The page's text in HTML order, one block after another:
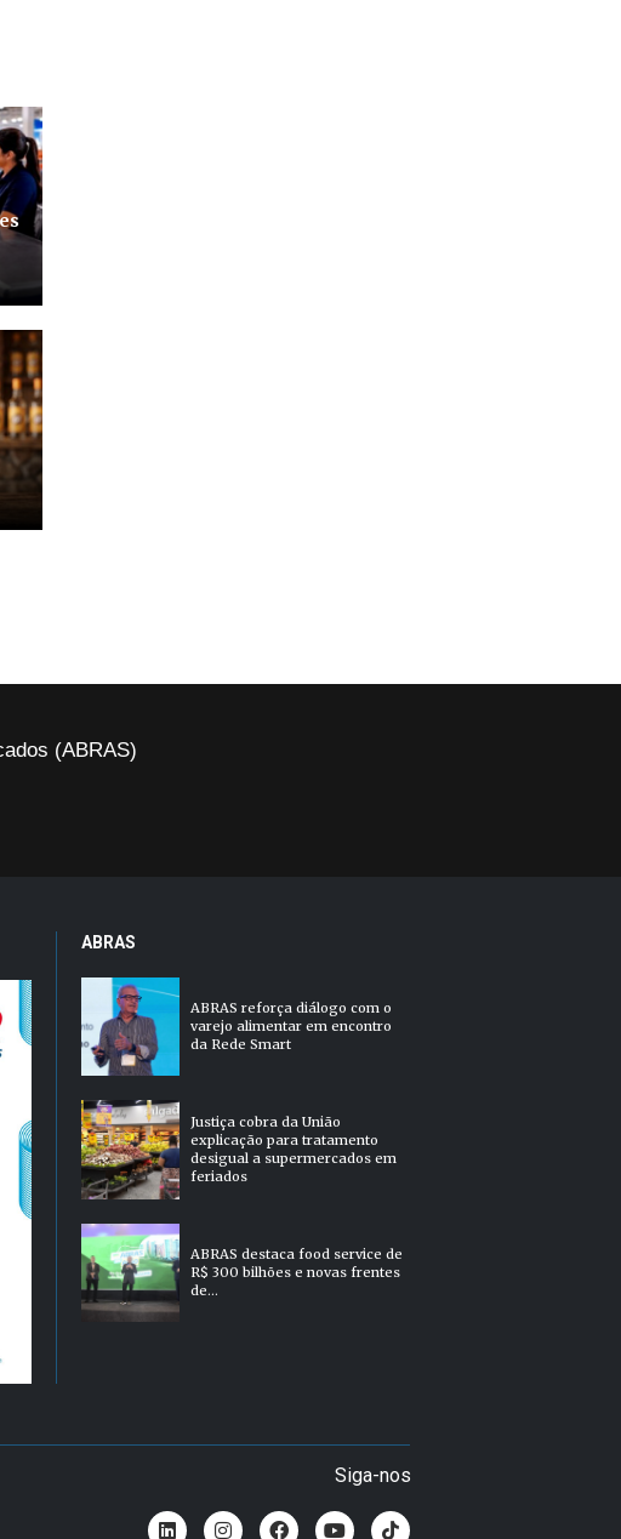
(ABRAS)
ABRAS
ABRAS reforça diálogo com o
varejo alimentar em encontro
da Rede Smart
Justiça cobra da União
explicação para tratamento
desigual a supermercados em
feriados
ABRAS destaca food service de
R$ 300 bilhões e novas frentes
de...
Siga-nos